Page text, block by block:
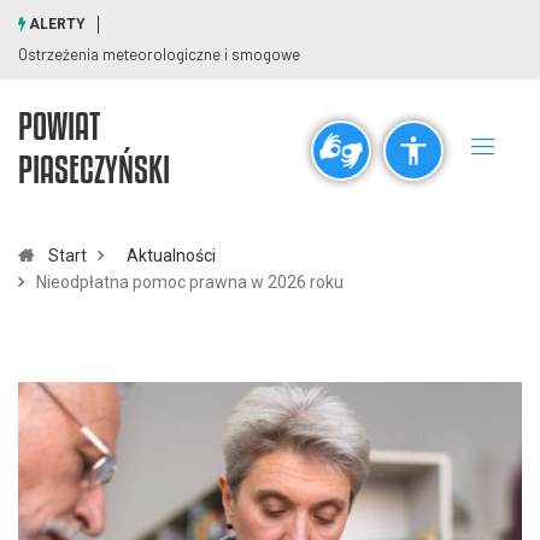
visibility_off title
Rozdzielczość
Czcionki
remove_circle_outline add_circle_outline
ALERTY
Ostrzeżenia meteorologiczne i smogowe
POWIAT
PIASECZYŃSKI
Start
Aktualności
Nieodpłatna pomoc prawna w 2026 roku